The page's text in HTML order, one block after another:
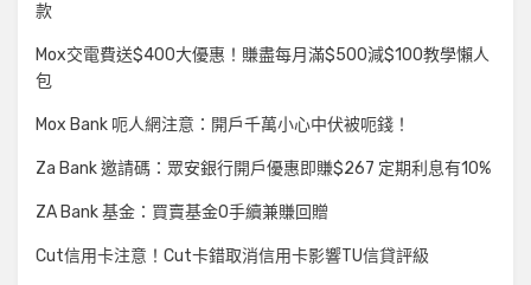
款
Mox交電費送$400大優惠！賺盡每月滿$500減$100教學懶人
包
Mox Bank 呃人網注意：開戶千萬小心中伏被呃錢！
Za Bank 邀請碼：眾安銀行開戶優惠即賺$267 定期利息有10%
ZA Bank 基金：買賣基金0手續兼賺回贈
Cut信用卡注意！Cut卡錯取消信用卡影響TU信貸評級